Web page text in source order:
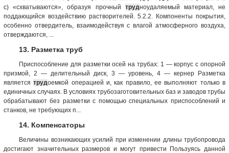
с) «схватываются», образуя прочный трудноудаляемый материал, не
поддающийся воздействию растворителей. 5.2.2. Компоненты покрытия,
особенно отвердитель, взаимодействуя с влагой атмосферного воздуха,
отверждаются, ...
13. Разметка труб
Приспособление для разметки осей на трубах: 1 — корпус с опорной
призмой, 2 — делительный диск, 3 — уровень, 4 — кернер Разметка
являетсятрудоемкой операцией и, как правило, ее выполняют только в
единичных случаях. В условиях трубозаготовительных баз и заводов трубы
обрабатывают без разметки с помощью специальных приспособлений и
станков, не требующих п...
14. Компенсаторы
Величины возникающих усилий при изменении длины трубопровода
достигают значительных размеров и могут привести Пользуясь данной